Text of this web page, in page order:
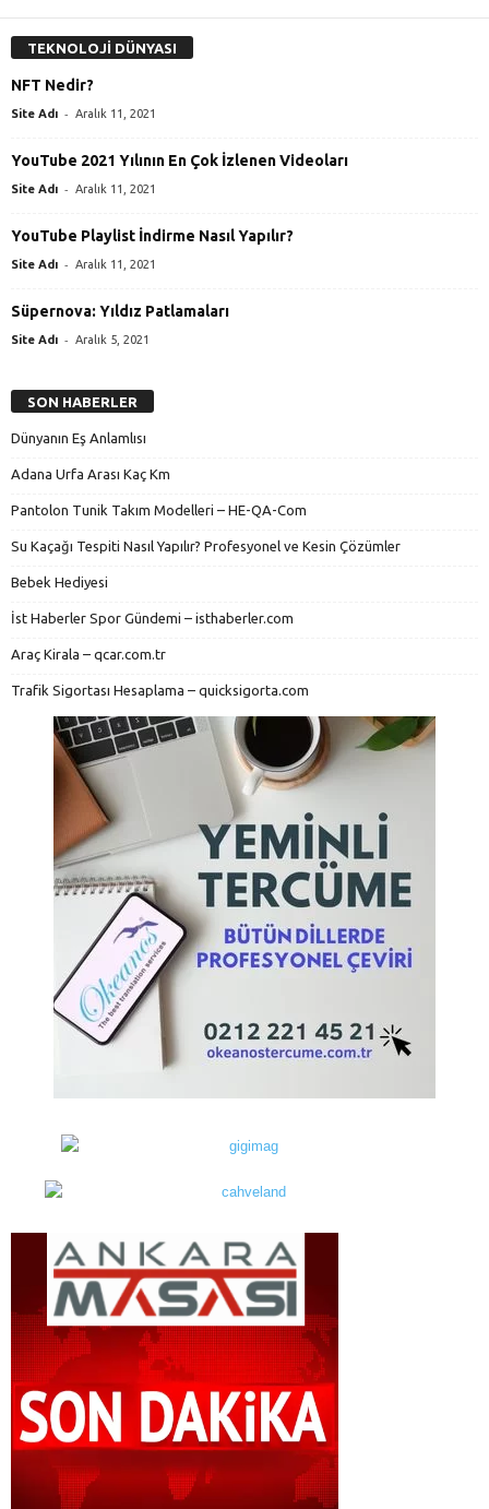
TEKNOLOJİ DÜNYASI
NFT Nedir?
Site Adı - Aralık 11, 2021
YouTube 2021 Yılının En Çok İzlenen Videoları
Site Adı - Aralık 11, 2021
YouTube Playlist İndirme Nasıl Yapılır?
Site Adı - Aralık 11, 2021
Süpernova: Yıldız Patlamaları
Site Adı - Aralık 5, 2021
SON HABERLER
Dünyanın Eş Anlamlısı
Adana Urfa Arası Kaç Km
Pantolon Tunik Takım Modelleri – HE-QA-Com
Su Kaçağı Tespiti Nasıl Yapılır? Profesyonel ve Kesin Çözümler
Bebek Hediyesi
İst Haberler Spor Gündemi – isthaberler.com
Araç Kirala – qcar.com.tr
Trafik Sigortası Hesaplama – quicksigorta.com